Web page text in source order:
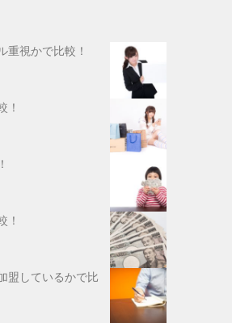
重視かで比較！
！
！
盟しているかで比